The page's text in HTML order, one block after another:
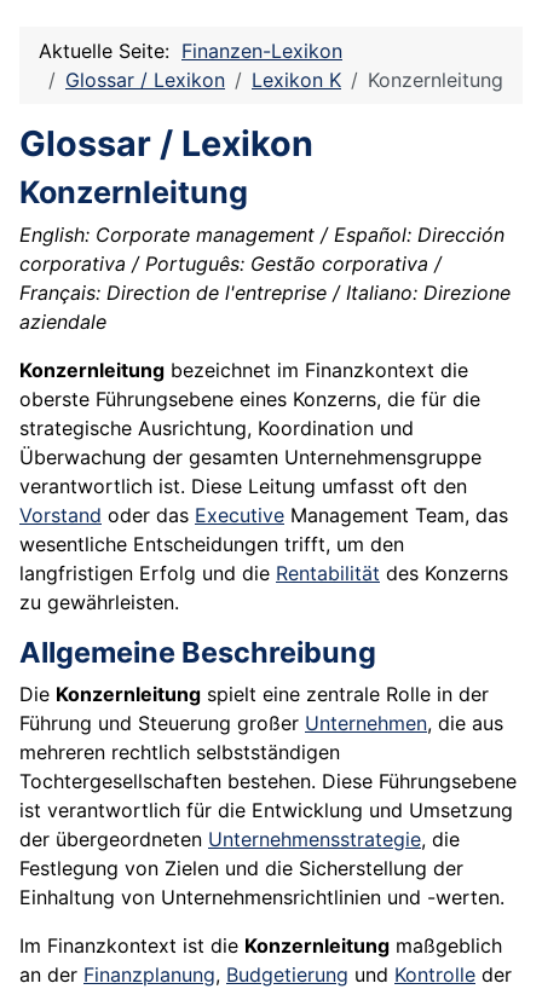
Aktuelle Seite: Finanzen-Lexikon
Glossar / Lexikon
Lexikon K Konzernleitung
Glossar / Lexikon
Konzernleitung
English: Corporate management / Español: Dirección
corporativa / Português: Gestão corporativa /
Français: Direction de l'entreprise / Italiano: Direzione
aziendale
Konzernleitung bezeichnet im Finanzkontext die
oberste Führungsebene eines Konzerns, die für die
strategische Ausrichtung, Koordination und
Überwachung der gesamten Unternehmensgruppe
verantwortlich ist. Diese Leitung umfasst oft den
Vorstand oder das Executive Management Team, das
wesentliche Entscheidungen trifft, um den
langfristigen Erfolg und die Rentabilität des Konzerns
zu gewährleisten.
Allgemeine Beschreibung
Die Konzernleitung spielt eine zentrale Rolle in der
Führung und Steuerung großer Unternehmen, die aus
mehreren rechtlich selbstständigen
Tochtergesellschaften bestehen. Diese Führungsebene
ist verantwortlich für die Entwicklung und Umsetzung
der übergeordneten Unternehmensstrategie, die
Festlegung von Zielen und die Sicherstellung der
Einhaltung von Unternehmensrichtlinien und -werten.
Im Finanzkontext ist die Konzernleitung maßgeblich
an der Finanzplanung, Budgetierung und Kontrolle der